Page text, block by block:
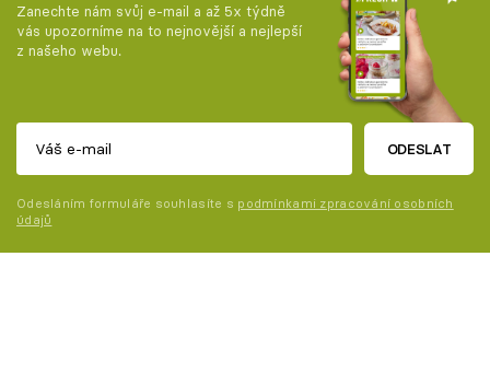
Zanechte nám svůj e-mail a až 5x týdně
vás upozorníme na to nejnovější a nejlepší
z našeho webu.
ODESLAT
Odesláním formuláře souhlasíte s podmínkami zpracování osobních
údajů